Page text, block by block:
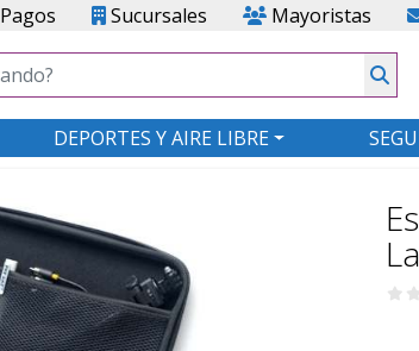
Pagos Sucursales Mayoristas
DEPORTES Y AIRE LIBRE